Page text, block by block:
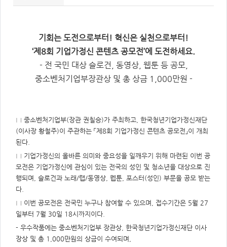
보
자/
작
성
자,
년
도,
대
표
이
미
지,
첨
부
파
일,
출
처,
작
기회는 도전으로부터! 혁신은 실천으로부터!
‘제8회 기업가정신 콘텐츠 공모전’에 도전하세요.
- 전 국민 대상 슬로건, 동영상, 웹툰 등 공모,
중소벤처기업부장관상 및 총 상금 1,000만원 -
□ 중소벤처기업부(장관 권칠승)가 주최하고, 한국청년기업가정신재단
(이사장 황철주)이 주관하는 「제8회 기업가정신 콘텐츠 공모전」이 개최
된다.
□ 기업가정신의 올바른 의미와 중요성을 일깨우기 위해 마련된 이번 공
모전은 기업가정신에 관심이 있는 전국의 성인 및 청소년을 대상으로 진
행되며, 슬로건과 노래/랩/동영상, 웹툰, 포스터(성인) 부문을 공모 받는
다.
□ 이번 공모전은 전국민 누구나 참여할 수 있으며, 접수기간은 5월 27
일부터 7월 30일 18시까지이다.
- 우수작품에는 중소벤처기업부 장관상, 한국청년기업가정신재단 이사
장상 및 총 1,000만원의 상금이 수여되며,